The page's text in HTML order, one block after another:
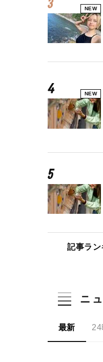
NEW
NEW
記事ラン
ニ
最新 24